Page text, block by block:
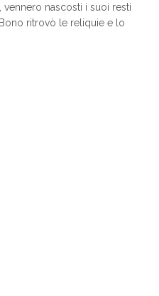
vennero nascosti i suoi resti
ritrovò le reliquie e lo